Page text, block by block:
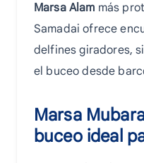
Marsa Alam más
Samadai ofrece
delfines giradores,
el buceo desde
Marsa
buceo ideal